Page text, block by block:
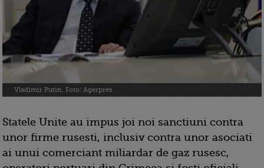
Vladimir Putin. Foto: Agerpres
Statele Unite au impus joi noi sanctiuni contra
unor firme rusesti, inclusiv contra unor asociati
ai unui comerciant miliardar de gaz rusesc,